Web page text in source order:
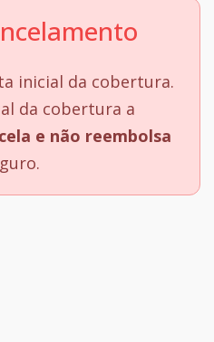
inicial da cobertura.
da cobertura a
e não reembolsa